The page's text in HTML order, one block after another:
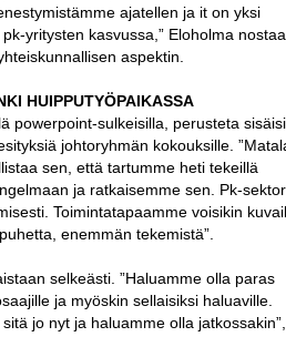
ajatellen ja it on yksi
yritysten kasvussa,” Eloholma nostaa
aspektin.
HUIPPUTYÖPAIKASSA
powerpoint-sulkeisilla, perusteta
johtoryhmän kokouksille.
sen, että tartumme heti tekeillä
ja ratkaisemme sen. Pk-
Toimintatapaamme voisikin
enemmän tekemistä”.
selkeästi. ”Haluamme olla paras
ja myöskin sellaisiksi haluaville.
jo nyt ja haluamme olla jatkossakin”,